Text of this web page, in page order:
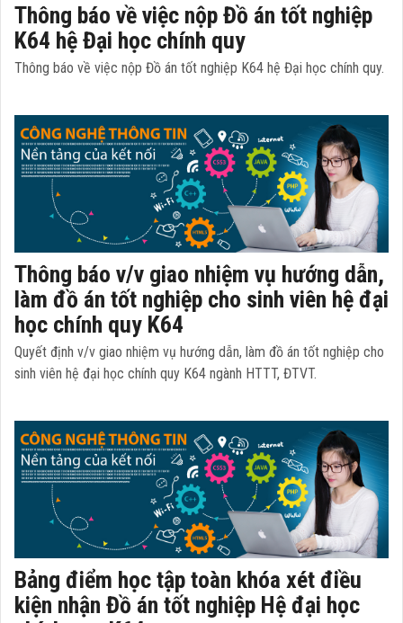
Thông báo về việc nộp Đồ án tốt nghiệp
K64 hệ Đại học chính quy
Thông báo về việc nộp Đồ án tốt nghiệp K64 hệ Đại học chính quy.
Thông báo v/v giao nhiệm vụ hướng dẫn,
làm đồ án tốt nghiệp cho sinh viên hệ đại
học chính quy K64
Quyết định v/v giao nhiệm vụ hướng dẫn, làm đồ án tốt nghiệp cho
sinh viên hệ đại học chính quy K64 ngành HTTT, ĐTVT.
Bảng điểm học tập toàn khóa xét điều
kiện nhận Đồ án tốt nghiệp Hệ đại học